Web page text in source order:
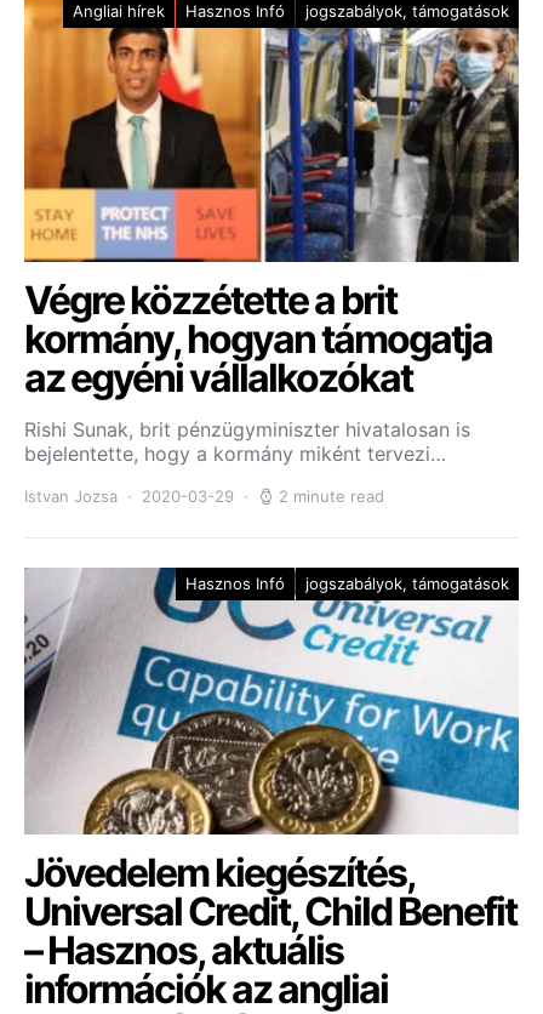
Angliai hírek Hasznos Infó jogszabályok, támogatások
Végre közzétette a brit
kormány, hogyan támogatja
az egyéni vállalkozókat
Rishi Sunak, brit pénzügyminiszter hivatalosan is
bejelentette, hogy a kormány miként tervezi…
Istvan Jozsa 2020-03-29 2 minute read
Hasznos Infó jogszabályok, támogatások
Jövedelem kiegészítés,
Universal Credit, Child Benefit
– Hasznos, aktuális
információk az angliai